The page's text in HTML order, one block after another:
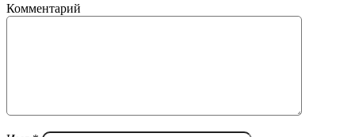
Комментарий